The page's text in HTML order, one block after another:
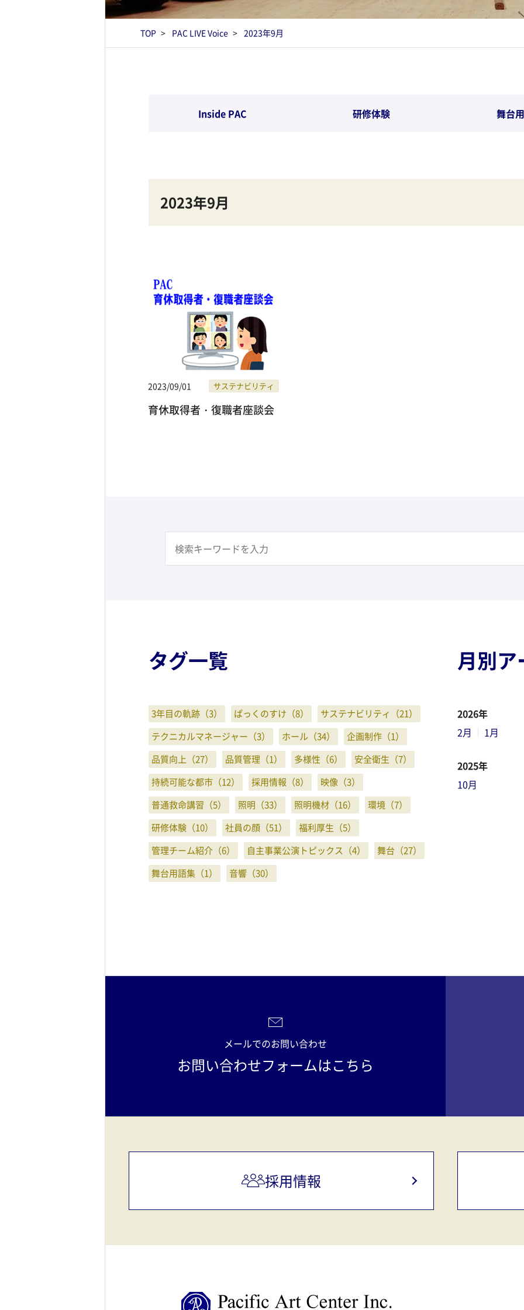
TOP PAC LIVE Voice 2023年9月
Inside PAC 研修体験 舞台
2023年9月
2023/09/01 サステナビリティ
育休取得者・復職者座談会
タグ一覧
3年目の軌跡（3） ぱっくのすけ（8）
サステナビリティ（21）
テクニカルマネージャー（3）
ホール（34）
企画制作（1）
品質向上（27）
品質管理（1） 多様性（6）
安全衛生（7）
持続可能な都市（12）
採用情報（8）
映像（3）
普通救命講習（5）
照明（33） 照明機材（16）
環境（7）
研修体験（10）
社員の顔（51）
福利厚生（5）
管理チーム紹介（6）
自主事業公演トピックス（4）
舞台（27）
舞台用語集（1）
音響（30）
月別
2026年
2月
1月
2025年
10月
メールでのお問い合わせ
お問い合わせフォームはこちら
採用情報